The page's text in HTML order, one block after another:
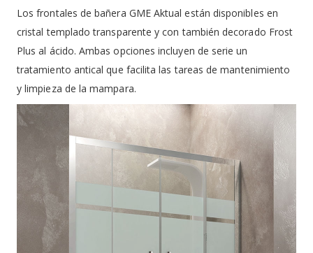
Los frontales de bañera GME Aktual están disponibles en
cristal templado transparente y con también decorado Frost
Plus al ácido. Ambas opciones incluyen de serie un
tratamiento antical que facilita las tareas de mantenimiento
y limpieza de la mampara.